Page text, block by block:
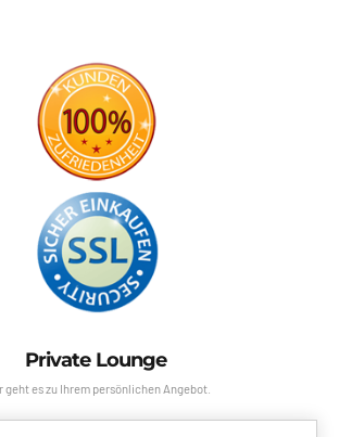
Private Lounge
geht es zu Ihrem persönlichen Angebot.